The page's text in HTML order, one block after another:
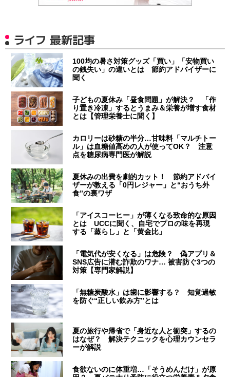
ライフ 最新記事
100均の暑さ対策グッズ「買い」「安物買い
の銭失い」の違いとは 節約アドバイザーに
聞く
子どもの夏休み「昼食問題」が解決？ 「作
り置き冷凍」するとうまみ＆栄養が増す食材
とは【管理栄養士に聞く】
カロリーは砂糖の半分…甘味料「マルチトー
ル」は血糖値高めの人が使ってOK？ 注意
点を糖尿病専門医が解説
夏休みの出費を劇的カット！ 節約アドバイ
ザーが教える「0円レジャー」と“おうち外
食”の裏ワザ
「アイスコーヒー」が薄くなる致命的な原因
とは UCCに聞く、自宅でプロの味を再現
する「蒸らし」と「黄金比」
「電気代が安くなる」は危険？ 偽アプリ＆
SNS広告に潜む詐欺のワナ… 被害防ぐ3つの
対策【専門家解説】
「無糖炭酸水」は歯に影響する？ 知覚過敏
を防ぐ“正しい飲み方”とは
夏の旅行や帰省で「身近な人と衝突」するの
はなぜ？ 解決テクニックを心理カウンセラ
ーが解説
食欲ないのに体重増…「そうめんだけ」が原